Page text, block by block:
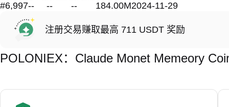
#6,997-- -- -- 184.00M2024-11-29
注册交易赚取最高 711 USDT 奖励
POLONIEX：Claude Monet Memeory